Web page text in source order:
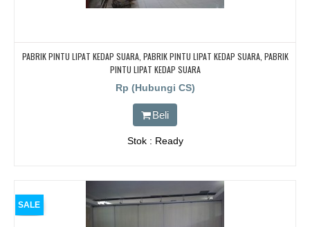
PABRIK PINTU LIPAT KEDAP SUARA, PABRIK PINTU LIPAT KEDAP SUARA, PABRIK
PINTU LIPAT KEDAP SUARA
Rp (Hubungi CS)
Beli
Stok : Ready
SALE